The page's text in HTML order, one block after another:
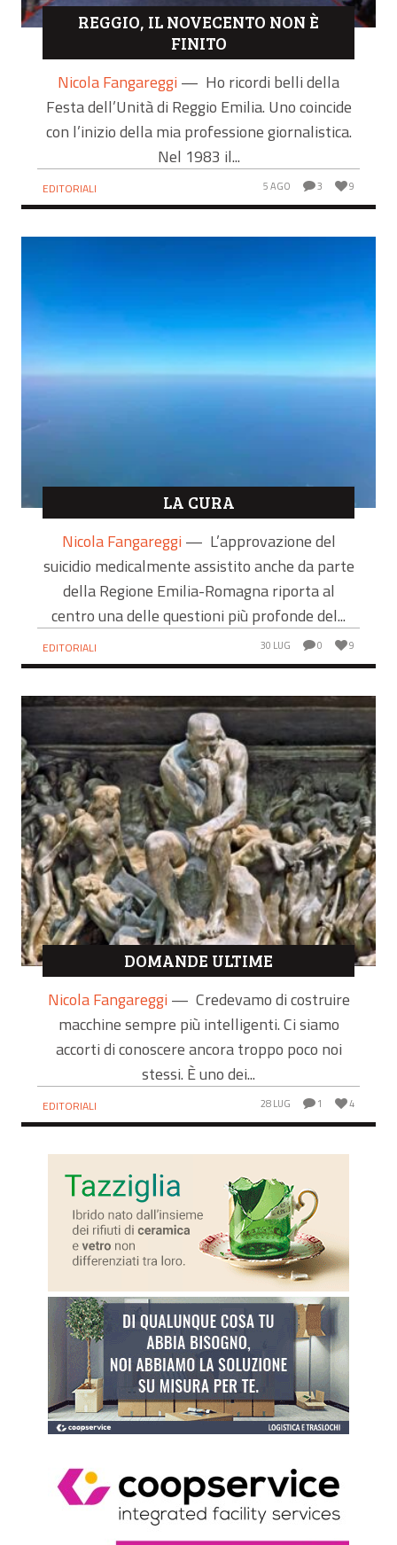
REGGIO, IL NOVECENTO NON È
FINITO
Nicola Fangareggi—Ho ricordi belli della
Festa dell’Unità di Reggio Emilia. Uno coincide
con l’inizio della mia professione giornalistica.
EDITORIALI 5 AGO 3 9
LA CURA
Nicola Fangareggi—L’approvazione del
suicidio medicalmente assistito anche da parte
della Regione Emilia-Romagna riporta al
centro una delle questioni più profonde del...
EDITORIALI 30 LUG 0 9
DOMANDE ULTIME
Nicola Fangareggi—Credevamo di costruire
macchine sempre più intelligenti. Ci siamo
accorti di conoscere ancora troppo poco noi
EDITORIALI 28 LUG 1 4